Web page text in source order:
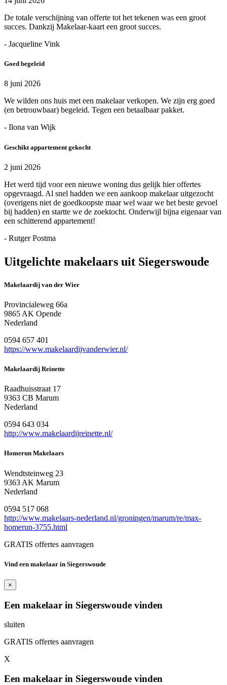
De totale verschijning van offerte tot het tekenen was een groot
succes. Dankzij Makelaar-kaart een groot succes.
- Jacqueline Vink
Goed begeleid
8 juni 2026
We wilden ons huis met een makelaar verkopen. We zijn erg goed
(en betrouwbaar) begeleid. Tegen een betaalbaar pakket.
- Ilona van Wijk
Geschikt appartement gekocht
2 juni 2026
Het werd tijd voor een nieuwe woning dus gelijk hier offertes
opgevraagd. Al snel hadden we een aankoop makelaar uitgezocht
(overigens niet de goedkoopste maar wel waar we het beste gevoel
bij hadden) en startte we de zoektocht. Onderwijl bijna eigenaar van
een schitterend appartement!
- Rutger Postma
Uitgelichte makelaars uit Siegerswoude
Makelaardij van der Wier
Provincialeweg 66a
9865 AK Opende
Nederland
0594 657 401
https://www.makelaardijvanderwier.nl/
Makelaardij Reinette
Raadhuisstraat 17
9363 CB Marum
Nederland
0594 643 034
http://www.makelaardijreinette.nl/
Homerun Makelaars
Wendtsteinweg 23
9363 AK Marum
Nederland
0594 517 068
http://www.makelaars-nederland.nl/groningen/marum/re/max-
homerun-3755.html
GRATIS offertes aanvragen
Vind een makelaar in Siegerswoude
×
Een makelaar in Siegerswoude vinden
sluiten
GRATIS offertes aanvragen
X
Een makelaar in Siegerswoude vinden